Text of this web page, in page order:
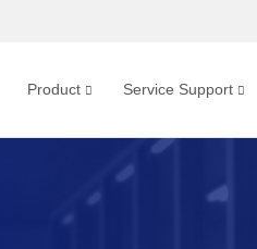
Product Service Support